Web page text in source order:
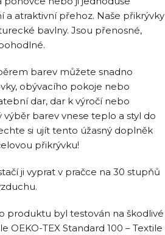
a atraktivní přehoz. Naše přikrývky
bavlny. Jsou přenosné,
barev můžete snadno
obývacího pokoje nebo
dar, dar k výročí nebo
výběr barev vnese teplo a styl do
si ujít tento úžasný doplněk
přikrývku!
ji vyprat v pračce na 30 stupňů
produktu byl testován na škodlivé
OEKO-TEX Standard 100 – Textile